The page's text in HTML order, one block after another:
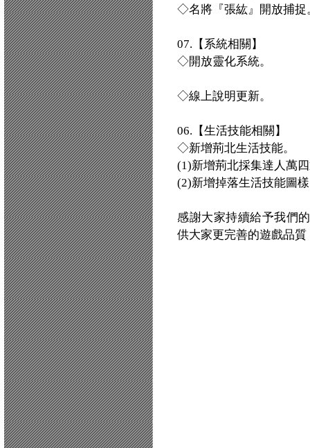
◇名將『張紘』開放捕捉
07.【系統相關】
◇開放靈化系統。
◇線上說明更新。
06.【生活技能相關】
◇新增荊北生活技能。
(1)新增荊北採集達人萬
(2)新增掉落生活技能圖
感謝大家持續給予我們
供大家更完善的遊戲品質